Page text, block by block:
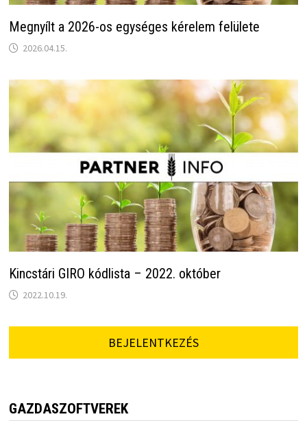
Megnyílt a 2026-os egységes kérelem felülete
2026.04.15.
Kincstári GIRO kódlista – 2022. október
2022.10.19.
BEJELENTKEZÉS
GAZDASZOFTVEREK